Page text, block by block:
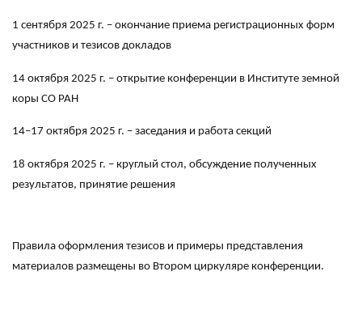
1 сентября 2025 г. – окончание приема регистрационных форм
участников и тезисов докладов
14 октября 2025 г. – открытие конференции в Институте земной
коры СО РАН
14–17 октября 2025 г. – заседания и работа секций
18 октября 2025 г. – круглый стол, обсуждение полученных
результатов, принятие решения
Правила оформления тезисов и примеры представления
материалов размещены во Втором циркуляре конференции.